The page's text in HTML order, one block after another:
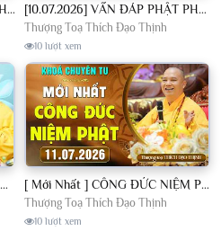
[09.07.2026] VẤN ĐÁP PHẬT PHÁP - Nghe Thầy giảng Pháp mỗi ngày CÔNG ĐỨC VÔ LƯỢNG│TT. Thích Đạo Thịnh [10.07.2026] VẤN ĐÁP PHẬT PHÁP - Nghe Thầy giảng Pháp mỗi ngày CÔNG ĐỨC VÔ LƯỢNG│TT. Thích Đạo Thịnh
Thượng Toạ Thích Đạo Thịnh
10 lượt xem
[11.07.2026] VẤN ĐÁP PHẬT PHÁP - Nghe Thầy giảng Pháp mỗi ngày CÔNG ĐỨC VÔ LƯỢNG│TT. Thích Đạo Thịnh [ Mới Nhất ] CÔNG ĐỨC NIỆM PHẬT - Khoá Chuyên Tu Chùa Khai Nguyên 11/07/2026 | TT. Thích Đạo Thịnh
Thượng Toạ Thích Đạo Thịnh
10 lượt xem